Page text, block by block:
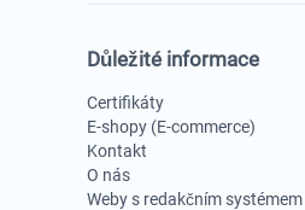
Důležité informace
Certifikáty
E-shopy (E-commerce)
Kontakt
O nás
Weby s redakčním systémem